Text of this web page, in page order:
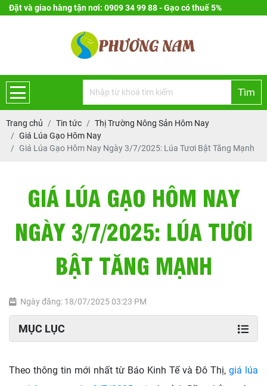
Đặt và giao hàng tận nơi: 0909 34 99 88 - Gạo có thuế 5%
Tìm
Trang chủ Tin tức
Thị Trường Nông Sản Hôm Nay
Giá Lúa Gạo Hôm Nay
Giá Lúa Gạo Hôm Nay Ngày 3/7/2025: Lúa Tươi Bật Tăng Mạnh
GIÁ LÚA GẠO HÔM NAY
NGÀY 3/7/2025: LÚA TƯƠI
BẬT TĂNG MẠNH
Ngày đăng: 18/07/2025 03:23 PM
MỤC LỤC
Theo thông tin mới nhất từ Báo Kinh Tế và Đô Thị, giá lúa